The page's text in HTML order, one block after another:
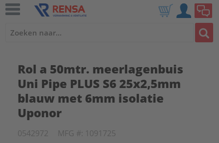
Rol a 50mtr. meerlagenbuis
Uni Pipe PLUS S6 25x2,5mm
blauw met 6mm isolatie
Uponor
0542972 MFG #: 1091725